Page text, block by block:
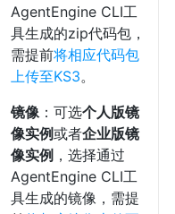
AgentEngine CLI工
具生成的zip代码包，
需提前将相应代码包
上传至KS3。
镜像 ：可选个人版镜
像实例或者企业版镜
像实例，选择通过
AgentEngine CLI工
具生成的镜像，需提